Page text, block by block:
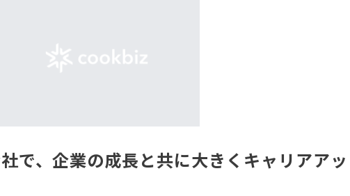
で、企業の成長と共に大きくキャリアアッ